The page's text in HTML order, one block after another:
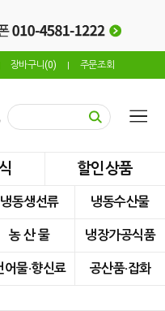
장바구니(0) 주문조회
할인상품
냉동생선류 냉동수산물
농 산 물 냉장가공식품
어물·향신료 공산품·잡화